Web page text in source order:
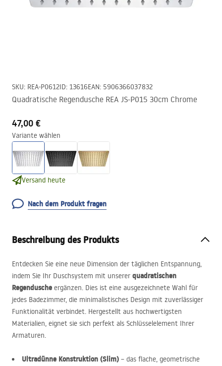
SKU: REA-P0612ID: 13616EAN: 5906366037832
Quadratische Regendusche REA JS-P015 30cm Chrome
47,00 €
Variante wählen
Versand heute
Nach dem Produkt fragen
Beschreibung des Produkts
Entdecken Sie eine neue Dimension der täglichen Entspannung,
indem Sie Ihr Duschsystem mit unserer quadratischen
Regendusche ergänzen. Dies ist eine ausgezeichnete Wahl für
jedes Badezimmer, die minimalistisches Design mit zuverlässiger
Funktionalität verbindet. Hergestellt aus hochwertigsten
Materialien, eignet sie sich perfekt als Schlüsselelement Ihrer
Armaturen.
Ultradünne Konstruktion (Slim) – das flache, geometrische